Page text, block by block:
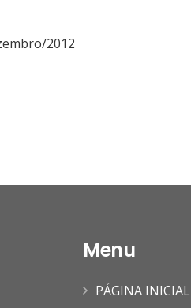
2012
Menu
PÁGINA INICIAL